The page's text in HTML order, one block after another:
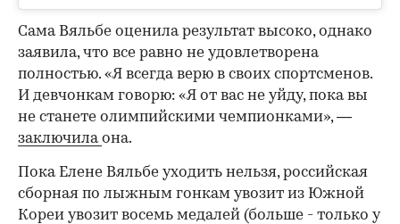
Сама Вяльбе оценила результат высоко, однако
заявила, что все равно не удовлетворена
полностью. «Я всегда верю в своих спортсменов.
И девчонкам говорю: «Я от вас не уйду, пока вы
не станете олимпийскими чемпионками», —
заключилаона.
Пока Елене Вяльбе уходить нельзя, российская
сборная по лыжным гонкам увозит из Южной
Кореи увозит восемь медалей (больше - только у